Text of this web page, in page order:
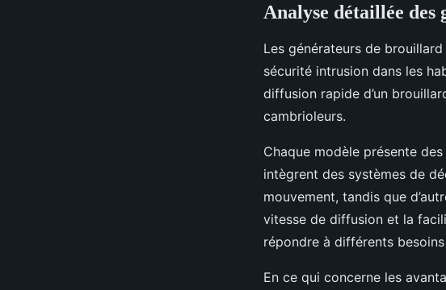
Analyse détaillée
Les générateurs de
sécurité intrusion dans les
diffusion rapide d’un
cambrioleurs.
Chaque modèle présente
intègrent des systèmes de
mouvement, tandis que
vitesse de diffusion et la
répondre à différents
En ce qui concerne les